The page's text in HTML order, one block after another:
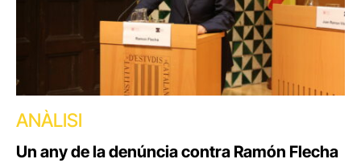
ANÀLISI
Un any de la denúncia contra Ramón Flecha